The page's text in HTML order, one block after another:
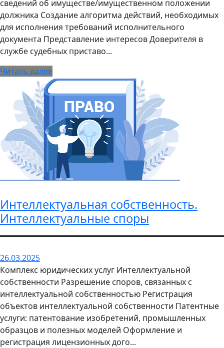
сведений об имуществе/имущественном положении
должника Создание алгоритма действий, необходимых
для исполнения требований исполнительного
документа Представление интересов Доверителя в
службе судебных приставо...
Читать далее
Интеллектуальная собственность.
Интеллектуальные споры
26.03.2025
Комплекс юридических услуг Интеллектуальной
собственности Разрешение споров, связанных с
интеллектуальной собственностью Регистрация
объектов интеллектуальной собственности Патентные
услуги: патентование изобретений, промышленных
образцов и полезных моделей Оформление и
регистрация лицензионных дого...